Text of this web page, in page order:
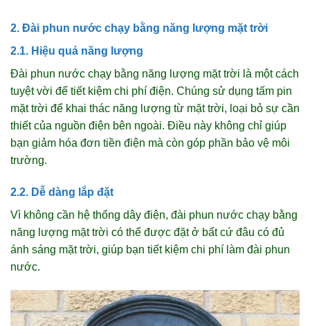
2. Đài phun nước chạy bằng năng lượng mặt trời
2.1. Hiệu quả năng lượng
Đài phun nước chạy bằng năng lượng mặt trời là một cách
tuyệt vời để tiết kiệm chi phí điện. Chúng sử dụng tấm pin
mặt trời để khai thác năng lượng từ mặt trời, loại bỏ sự cần
thiết của nguồn điện bên ngoài. Điều này không chỉ giúp
bạn giảm hóa đơn tiền điện mà còn góp phần bảo vệ môi
trường.
2.2. Dễ dàng lắp đặt
Vì không cần hệ thống dây điện, đài phun nước chạy bằng
năng lượng mặt trời có thể được đặt ở bất cứ đâu có đủ
ánh sáng mặt trời, giúp bạn tiết kiệm chi phí làm đài phun
nước.